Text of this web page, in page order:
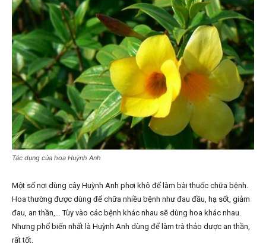
Tác dụng của hoa Huỳnh Anh
Một số nơi dùng cây Huỳnh Anh phơi khô để làm bài thuốc chữa bệnh.
Hoa thường được dùng để chữa nhiều bệnh như đau đầu, hạ sốt, giảm
đau, an thần,… Tùy vào các bệnh khác nhau sẽ dùng hoa khác nhau.
Nhưng phổ biến nhất là Huỳnh Anh dùng để làm trà thảo dược an thần,
rất tốt.